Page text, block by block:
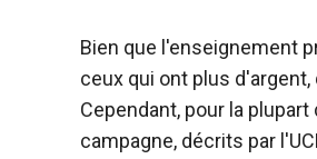
Bien que l'enseignement
ceux qui ont plus
Cependant, pour la
campagne, décrits par